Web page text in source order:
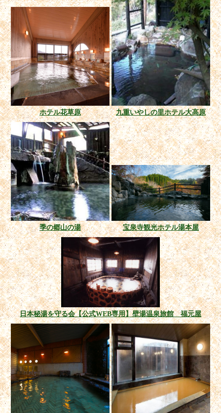
ホテル花草原 九重いやしの里ホテル大高原
季の郷山の湯 宝泉寺観光ホテル湯本屋
日本秘湯を守る会【公式WEB専用】壁湯温泉旅館 福元屋